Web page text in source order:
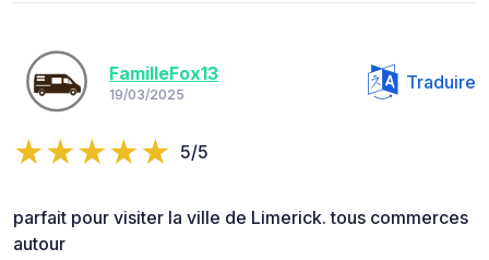
FamilleFox13
19/03/2025
Traduire
5/5
parfait pour visiter la ville de Limerick. tous commerces
autour